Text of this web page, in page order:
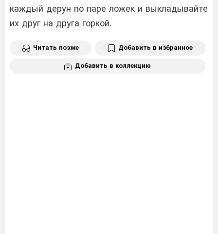
каждый дерун по паре ложек и выкладывайте
их друг на друга горкой.
Читать позже Добавить в избранное
Добавить в коллекцию